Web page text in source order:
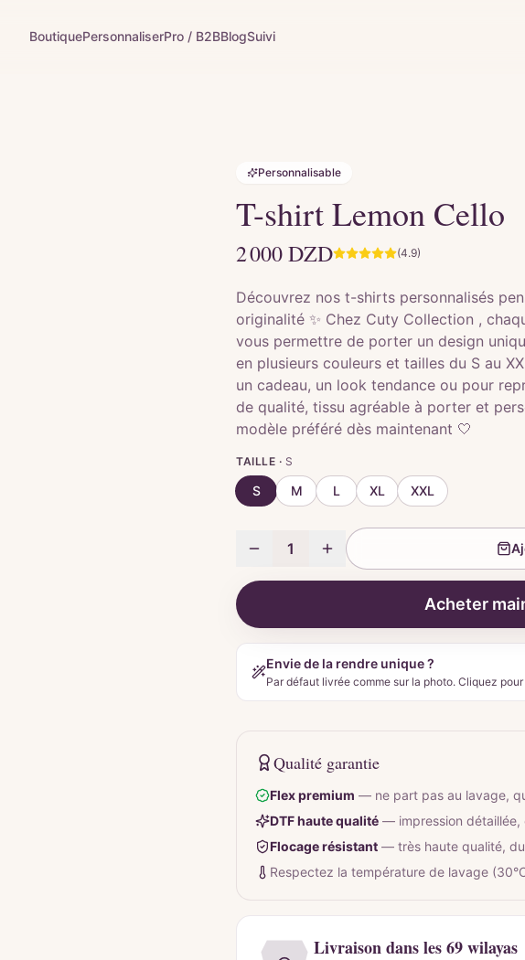
BoutiquePersonnaliserPro / B2BBlogSuivi
Personnalisable
T-shirt Lemon Cello
2 000DZD (4.9)
Découvrez nos t-shirts personnalisés
originalité ✨ Chez Cuty Collection ,
vous permettre de porter un design
en plusieurs couleurs et tailles du S au
un cadeau, un look tendance ou pour
de qualité, tissu agréable à porter et
modèle préféré dès maintenant 🤍
TAILLE · S
S M L XL XXL
1
Acheter
Envie de la rendre unique ?
Par défaut livrée comme sur la photo. Cliquez
Qualité garantie
Flex premium — ne part pas au lavage,
DTF haute qualité — impression
Flocage résistant — très haute qualité,
Respectez la température de lavage
Livraison dans les 69 wilayas